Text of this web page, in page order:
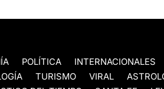
POLÍTICA INTERNACIONALES
TURISMO VIRAL